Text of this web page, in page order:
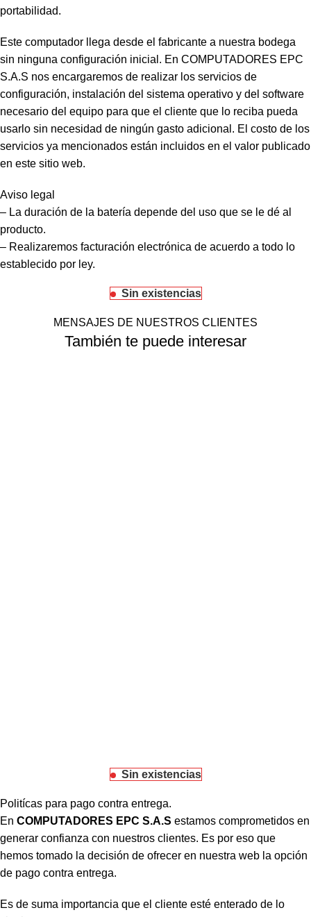
portabilidad.
Este computador llega desde el fabricante a nuestra bodega
sin ninguna configuración inicial. En COMPUTADORES EPC
S.A.S nos encargaremos de realizar los servicios de
configuración, instalación del sistema operativo y del software
necesario del equipo para que el cliente que lo reciba pueda
usarlo sin necesidad de ningún gasto adicional. El costo de los
servicios ya mencionados están incluidos en el valor publicado
en este sitio web.
Aviso legal
– La duración de la batería depende del uso que se le dé al
producto.
– Realizaremos facturación electrónica de acuerdo a todo lo
establecido por ley.
Sin existencias
MENSAJES DE NUESTROS CLIENTES
También te puede interesar
Sin existencias
Politícas para pago contra entrega.
En COMPUTADORES EPC S.A.S estamos comprometidos en
generar confianza con nuestros clientes. Es por eso que
hemos tomado la decisión de ofrecer en nuestra web la opción
de pago contra entrega.
Es de suma importancia que el cliente esté enterado de lo